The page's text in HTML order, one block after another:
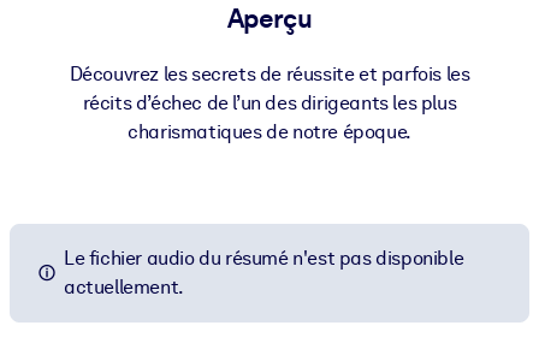
structurées pour améliorer les résultats.
Aperçu
Découvrez les secrets de réussite et parfois les
récits d’échec de l’un des dirigeants les plus
charismatiques de notre époque.
Le fichier audio du résumé n'est pas disponible
actuellement.